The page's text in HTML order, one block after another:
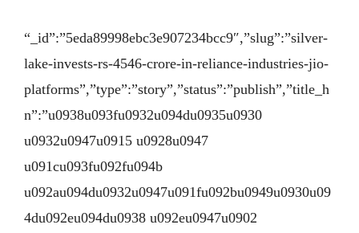
“_id”:”5eda89998ebc3e907234bcc9″,”slug”:”silver-
lake-invests-rs-4546-crore-in-reliance-industries-jio-
platforms”,”type”:”story”,”status”:”publish”,”title_h
n”:”u0938u093fu0932u094du0935u0930
u0932u0947u0915 u0928u0947
u091cu093fu092fu094b
u092au094du0932u0947u091fu092bu0949u0930u09
4du092eu094du0938 u092eu0947u0902